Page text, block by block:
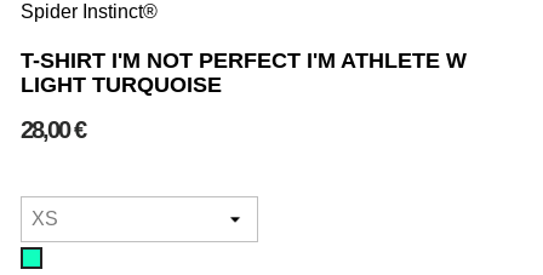
Spider Instinct®
T-SHIRT I'M NOT PERFECT I'M ATHLETE W
LIGHT TURQUOISE
28,00 €